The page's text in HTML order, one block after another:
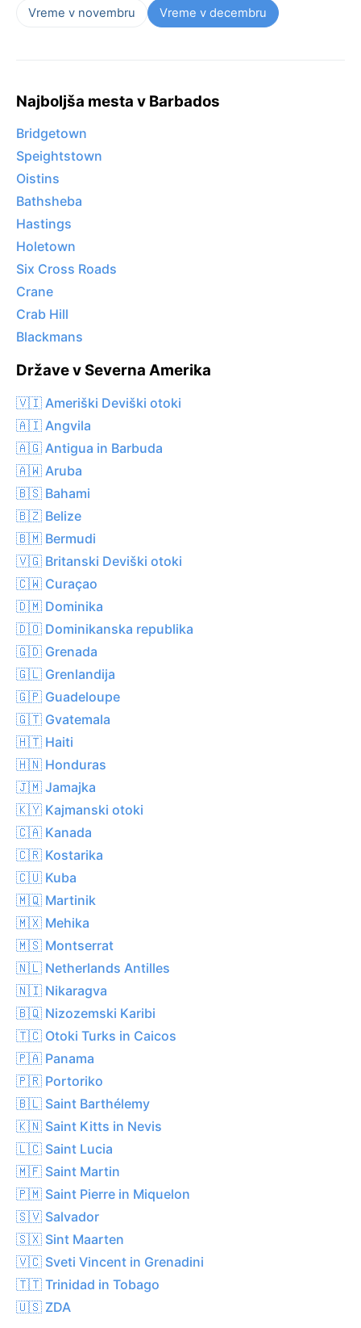
Vreme v novembru Vreme v decembru
Najboljša mesta v Barbados
Bridgetown
Speightstown
Oistins
Bathsheba
Hastings
Holetown
Six Cross Roads
Crane
Crab Hill
Blackmans
Države v Severna Amerika
🇻🇮 Ameriški Deviški otoki
🇦🇮 Angvila
🇦🇬 Antigua in Barbuda
🇦🇼 Aruba
🇧🇸 Bahami
🇧🇿 Belize
🇧🇲 Bermudi
🇻🇬 Britanski Deviški otoki
🇨🇼 Curaçao
🇩🇲 Dominika
🇩🇴 Dominikanska republika
🇬🇩 Grenada
🇬🇱 Grenlandija
🇬🇵 Guadeloupe
🇬🇹 Gvatemala
🇭🇹 Haiti
🇭🇳 Honduras
🇯🇲 Jamajka
🇰🇾 Kajmanski otoki
🇨🇦 Kanada
🇨🇷 Kostarika
🇨🇺 Kuba
🇲🇶 Martinik
🇲🇽 Mehika
🇲🇸 Montserrat
🇳🇱 Netherlands Antilles
🇳🇮 Nikaragva
🇧🇶 Nizozemski Karibi
🇹🇨 Otoki Turks in Caicos
🇵🇦 Panama
🇵🇷 Portoriko
🇧🇱 Saint Barthélemy
🇰🇳 Saint Kitts in Nevis
🇱🇨 Saint Lucia
🇲🇫 Saint Martin
🇵🇲 Saint Pierre in Miquelon
🇸🇻 Salvador
🇸🇽 Sint Maarten
🇻🇨 Sveti Vincent in Grenadini
🇹🇹 Trinidad in Tobago
🇺🇸 ZDA